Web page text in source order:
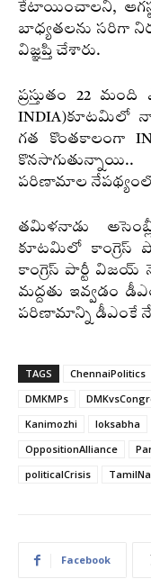
కేటాయించాలని,
బాధ్యతలను సరిగా
విజ్ఞప్తి చేశారు.
ప్రస్తుతం 22
INDIA)కూటమిలో
గత కొంతకాలంగా
పరిణామాల
తమిళనాడు
కూటమిలో కాంగ్రెస్‌
కాంగ్రెస్‌ పార్టీ విజయ్‌
మద్దతు ఇవ్వడం
పరిణామాన్ని డీఎంకే
TAGS ChennaiPolitics
DMKMPs
Kanimozhi
loksabha
OppositionAlliance
politicalCrisis
Facebook